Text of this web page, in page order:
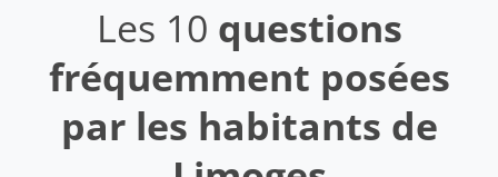
Les 10 questions
fréquemment posées
par les habitants de